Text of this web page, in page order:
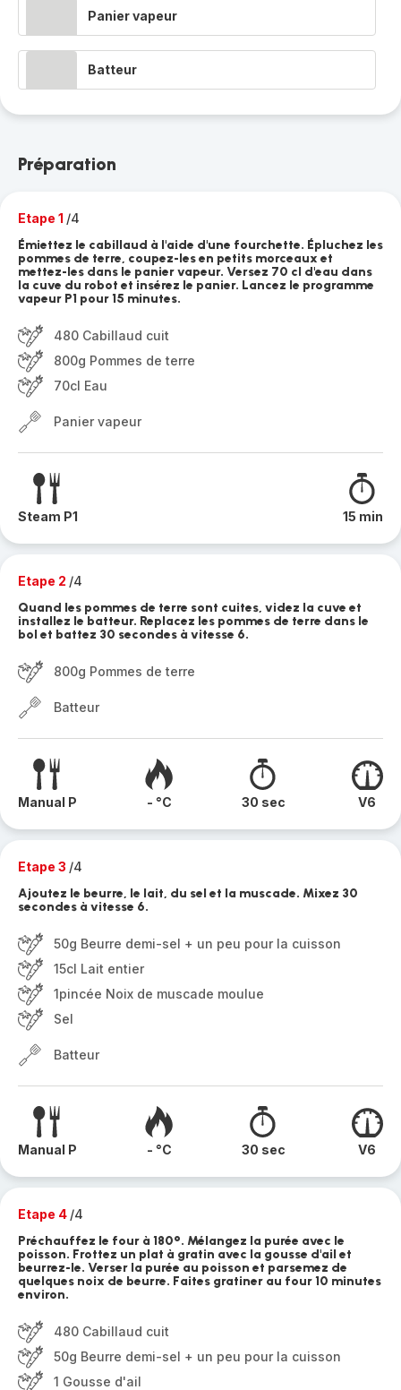
Panier vapeur
Batteur
Préparation
Etape 1 /4
Émiettez le cabillaud à l'aide d'une fourchette. Épluchez les
pommes de terre, coupez-les en petits morceaux et
mettez-les dans le panier vapeur. Versez 70 cl d'eau dans
la cuve du robot et insérez le panier. Lancez le programme
vapeur P1 pour 15 minutes.
480 Cabillaud cuit
800g Pommes de terre
70cl Eau
Panier vapeur
Steam P1 15 min
Etape 2 /4
Quand les pommes de terre sont cuites, videz la cuve et
installez le batteur. Replacez les pommes de terre dans le
bol et battez 30 secondes à vitesse 6.
800g Pommes de terre
Batteur
Manual P - °C 30 sec V6
Etape 3 /4
Ajoutez le beurre, le lait, du sel et la muscade. Mixez 30
secondes à vitesse 6.
50g Beurre demi-sel + un peu pour la cuisson
15cl Lait entier
1pincée Noix de muscade moulue
Sel
Batteur
Manual P - °C 30 sec V6
Etape 4 /4
Préchauffez le four à 180°. Mélangez la purée avec le
poisson. Frottez un plat à gratin avec la gousse d'ail et
beurrez-le. Verser la purée au poisson et parsemez de
quelques noix de beurre. Faites gratiner au four 10 minutes
environ.
480 Cabillaud cuit
50g Beurre demi-sel + un peu pour la cuisson
1 Gousse d'ail